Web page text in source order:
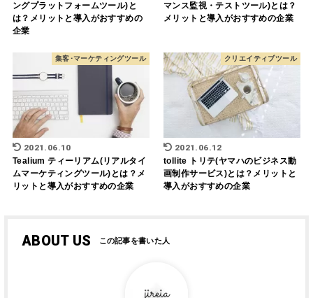
ングプラットフォームツール)と
は？メリットと導入がおすすめの
企業
マンス監視・テストツール)とは？
メリットと導入がおすすめの企業
集客･マーケティングツール
2021.06.10
Tealium ティーリアム(リアルタイ
ムマーケティングツール)とは？メ
リットと導入がおすすめの企業
クリエイティブツール
2021.06.12
tollite トリテ(ヤマハのビジネス動
画制作サービス)とは？メリットと
導入がおすすめの企業
ABOUT US